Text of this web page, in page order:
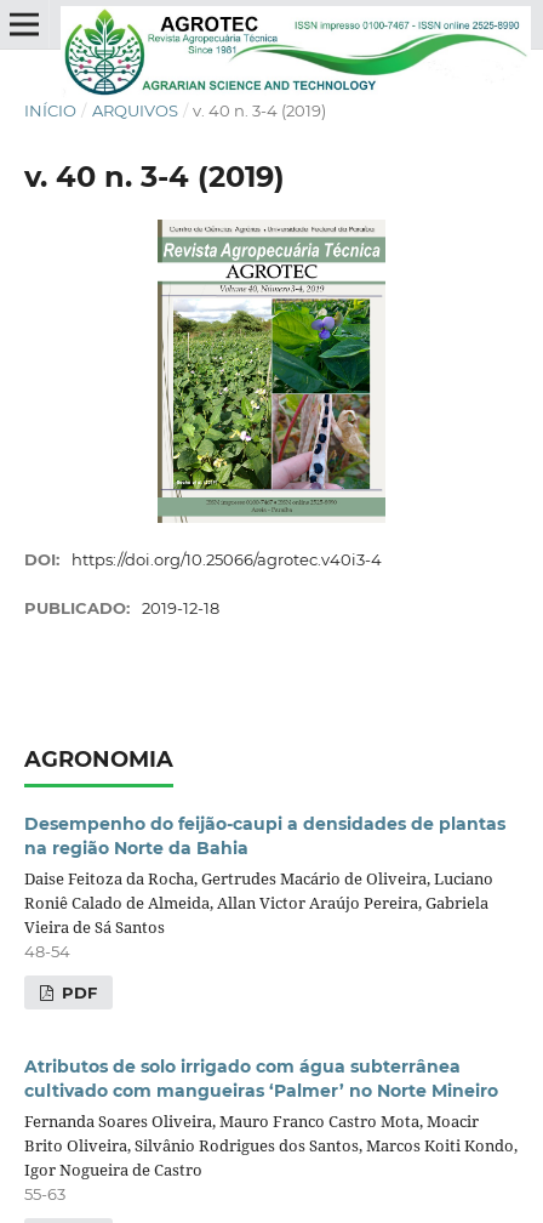
INÍCIO / ARQUIVOS / v. 40 n. 3-4 (2019)
v. 40 n. 3-4 (2019)
DOI: https://doi.org/10.25066/agrotec.v40i3-4
PUBLICADO: 2019-12-18
AGRONOMIA
Desempenho do feijão-caupi a densidades de plantas
na região Norte da Bahia
Daise Feitoza da Rocha, Gertrudes Macário de Oliveira, Luciano
Roniê Calado de Almeida, Allan Victor Araújo Pereira, Gabriela
Vieira de Sá Santos
48-54
PDF
Atributos de solo irrigado com água subterrânea
cultivado com mangueiras ‘Palmer’ no Norte Mineiro
Fernanda Soares Oliveira, Mauro Franco Castro Mota, Moacir
Brito Oliveira, Silvânio Rodrigues dos Santos, Marcos Koiti Kondo,
Igor Nogueira de Castro
55-63